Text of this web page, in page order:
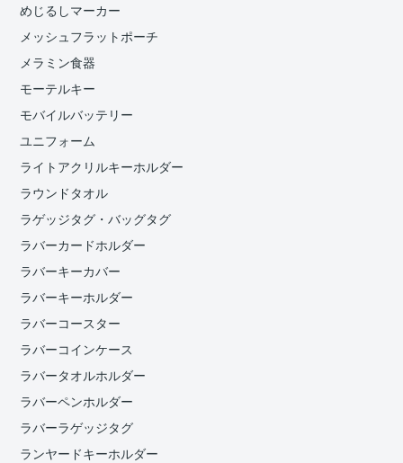
めじるしマーカー
メッシュフラットポーチ
メラミン食器
モーテルキー
モバイルバッテリー
ユニフォーム
ライトアクリルキーホルダー
ラウンドタオル
ラゲッジタグ・バッグタグ
ラバーカードホルダー
ラバーキーカバー
ラバーキーホルダー
ラバーコースター
ラバーコインケース
ラバータオルホルダー
ラバーペンホルダー
ラバーラゲッジタグ
ランヤードキーホルダー